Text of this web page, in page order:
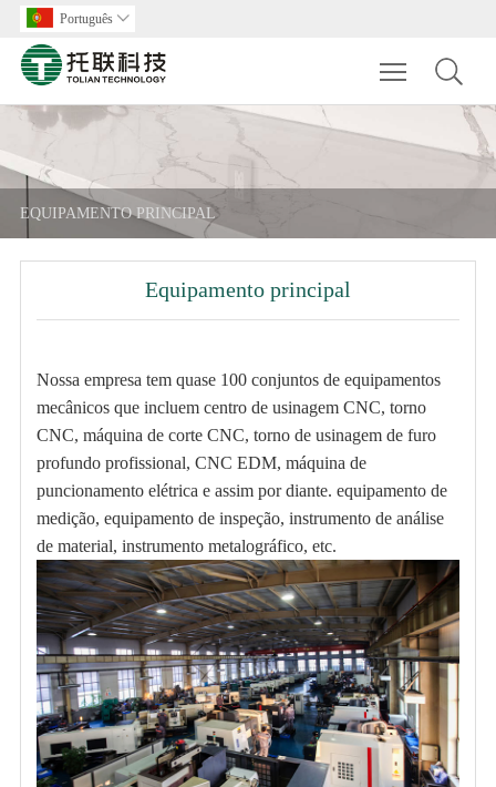
Português 
Toggle
EQUIPAMENTO PRINCIPAL
Equipamento principal
Nossa empresa tem quase 100 conjuntos de equipamentos
mecânicos que incluem centro de usinagem CNC, torno
CNC, máquina de corte CNC, torno de usinagem de furo
profundo profissional, CNC EDM, máquina de
puncionamento elétrica e assim por diante. equipamento de
medição, equipamento de inspeção, instrumento de análise
de material, instrumento metalográfico, etc.